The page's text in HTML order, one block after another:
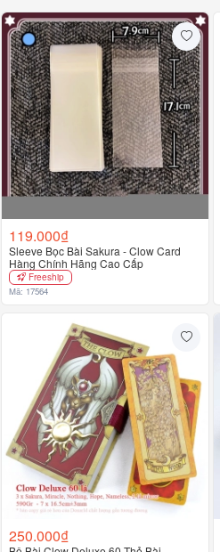
119.000₫
Sleeve Bọc Bài Sakura - Clow Card
Hàng Chính Hãng Cao Cấp
Freeship
Mã: 17564
250.000₫